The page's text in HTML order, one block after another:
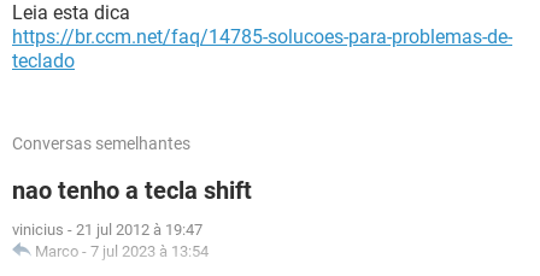
Leia esta dica
https://br.ccm.net/faq/14785-solucoes-para-problemas-de-
teclado
Conversas semelhantes
nao tenho a tecla shift
vinicius - 21 jul 2012 à 19:47
Marco - 7 jul 2023 à 13:54